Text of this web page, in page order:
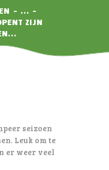
...
ZIJN
seizoen
Leuk om te
er weer veel